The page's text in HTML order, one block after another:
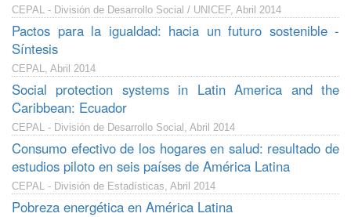
CEPAL - División de Desarrollo Social / UNICEF, Abril 2014
Pactos para la igualdad: hacia un futuro sostenible -
Síntesis
CEPAL, Abril 2014
Social protection systems in Latin America and the
Caribbean: Ecuador
CEPAL - División de Desarrollo Social, Abril 2014
Consumo efectivo de los hogares en salud: resultado de
estudios piloto en seis países de América Latina
CEPAL - División de Estadísticas, Abril 2014
Pobreza energética en América Latina